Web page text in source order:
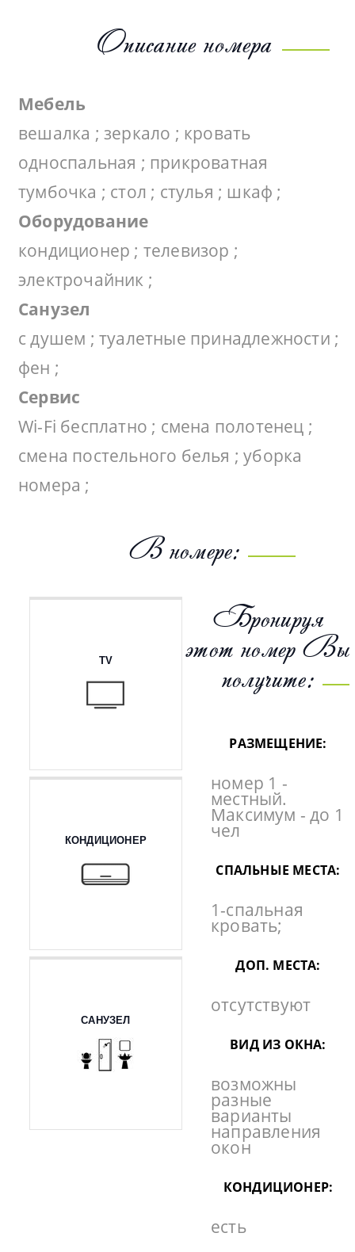
Описание номера
Мебель
вешалка ; зеркало ; кровать
односпальная ; прикроватная
тумбочка ; стол ; стулья ; шкаф ;
Оборудование
кондиционер ; телевизор ;
электрочайник ;
Санузел
с душем ; туалетные принадлежности ;
фен ;
Сервис
Wi-Fi бесплатно ; смена полотенец ;
смена постельного белья ; уборка
номера ;
В номере:
TV
КОНДИЦИОНЕР
САНУЗЕЛ
Бронируя
этот номер Вы
получите:
РАЗМЕЩЕНИЕ:
номер 1 -
местный.
Максимум - до 1
чел
СПАЛЬНЫЕ МЕСТА:
1-спальная
кровать;
ДОП. МЕСТА:
отсутствуют
ВИД ИЗ ОКНА:
возможны
разные
варианты
направления
окон
КОНДИЦИОНЕР:
есть